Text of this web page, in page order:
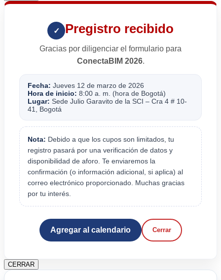
✓ Pregistro recibido
Gracias por diligenciar el formulario para
ConectaBIM 2026.
Fecha: Jueves 12 de marzo de 2026
Hora de inicio: 8:00 a. m. (hora de Bogotá)
Lugar: Sede Julio Garavito de la SCI – Cra 4 # 10-
41, Bogotá
Nota: Debido a que los cupos son limitados, tu
registro pasará por una verificación de datos y
disponibilidad de aforo. Te enviaremos la
confirmación (o información adicional, si aplica) al
correo electrónico proporcionado. Muchas gracias
por tu interés.
Agregar al calendario Cerrar
CERRAR